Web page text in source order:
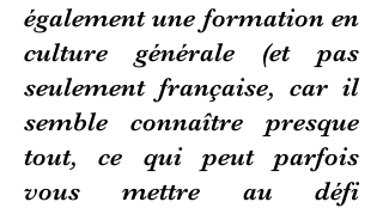
également une formation en
culture générale (et pas
seulement française, car il
semble connaître presque
tout, ce qui peut parfois
vous mettre au défi